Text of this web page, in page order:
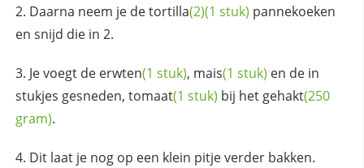
Daarna neem je detortilla(2)(1 stuk) pannekoeken
en snijd die in 2.
Je voegt de erwten(1 stuk), mais(1 stuk) en de in
stukjes gesneden, tomaat(1 stuk) bij het gehakt(250
gram).
Dit laat je nog op een klein pitje verder bakken.